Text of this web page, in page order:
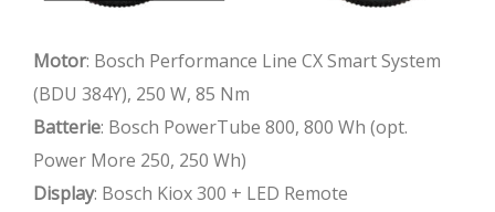
Motor: Bosch Performance Line CX Smart System
(BDU 384Y), 250 W, 85 Nm
Batterie: Bosch PowerTube 800, 800 Wh (opt.
Power More 250, 250 Wh)
Display: Bosch Kiox 300 + LED Remote